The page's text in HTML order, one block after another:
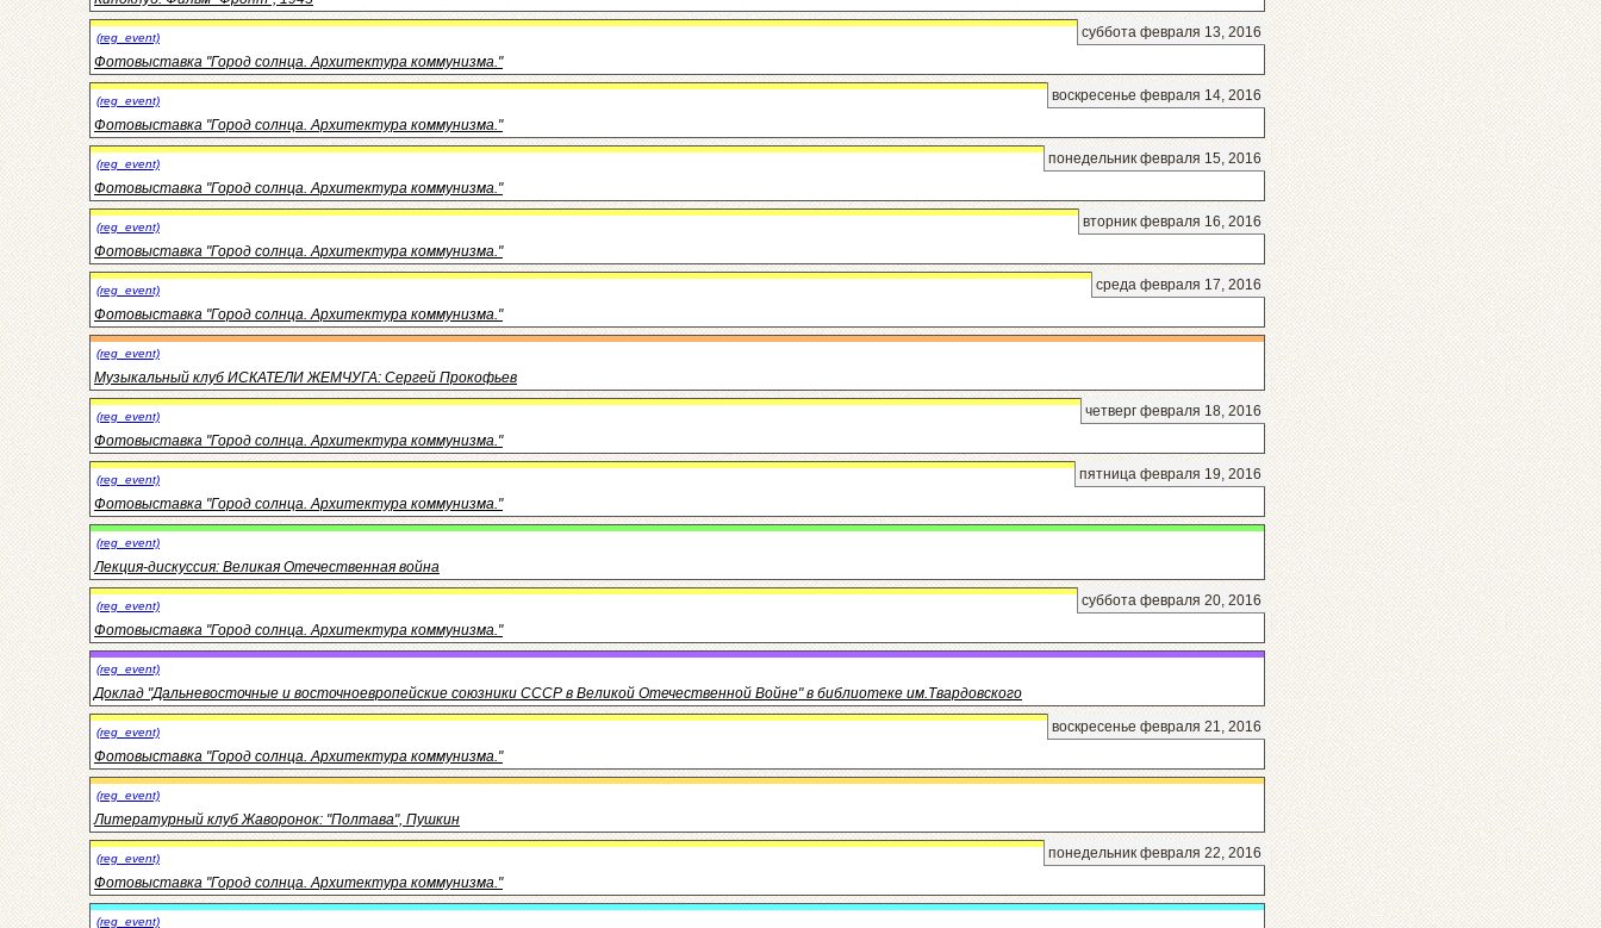
суббота февраля 13, 2016
(reg_event)
Фотовыставка "Город солнца. Архитектура коммунизма."
воскресенье февраля 14, 2016
(reg_event)
Фотовыставка "Город солнца. Архитектура коммунизма."
понедельник февраля 15, 2016
(reg_event)
Фотовыставка "Город солнца. Архитектура коммунизма."
вторник февраля 16, 2016
(reg_event)
Фотовыставка "Город солнца. Архитектура коммунизма."
среда февраля 17, 2016
(reg_event)
Фотовыставка "Город солнца. Архитектура коммунизма."
(reg_event)
Музыкальный клуб ИСКАТЕЛИ ЖЕМЧУГА: Сергей Прокофьев
четверг февраля 18, 2016
(reg_event)
Фотовыставка "Город солнца. Архитектура коммунизма."
пятница февраля 19, 2016
(reg_event)
Фотовыставка "Город солнца. Архитектура коммунизма."
(reg_event)
Лекция-дискуссия: Великая Отечественная война
суббота февраля 20, 2016
(reg_event)
Фотовыставка "Город солнца. Архитектура коммунизма."
(reg_event)
Доклад "Дальневосточные и восточноевропейские союзники СССР в Великой Отечественной Войне" в библиотеке им.Твардовского
воскресенье февраля 21, 2016
(reg_event)
Фотовыставка "Город солнца. Архитектура коммунизма."
(reg_event)
Литературный клуб Жаворонок: "Полтава", Пушкин
понедельник февраля 22, 2016
(reg_event)
Фотовыставка "Город солнца. Архитектура коммунизма."
(reg_event)